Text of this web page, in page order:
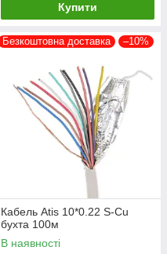
Купити
Безкоштовна доставка –10%
Кабель Atis 10*0.22 S-Cu
бухта 100м
В наявності